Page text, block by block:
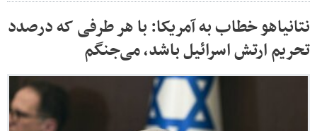
نتانیاهو خطاب به آمریکا: با هر طرفی که درصدد
تحریم ارتش اسرائیل باشد، می‌جنگم